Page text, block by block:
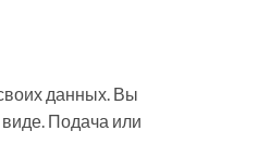
данных. Вы
Подача или